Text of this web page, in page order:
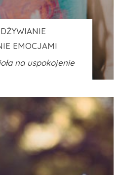
EMOCJAMI
na uspokojenie